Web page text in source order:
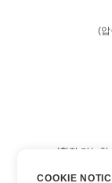
(
(확장 가능한
COOKIE